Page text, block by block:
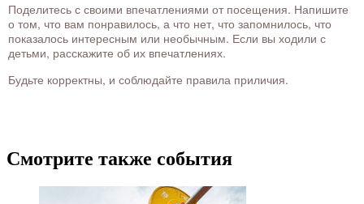
Поделитесь с своими впечатлениями от посещения. Напишите
о том, что вам понравилось, а что нет, что запомнилось, что
показалось интересным или необычным. Если вы ходили с
детьми, расскажите об их впечатлениях.
Будьте корректны, и соблюдайте правила приличия.
Смотрите также события